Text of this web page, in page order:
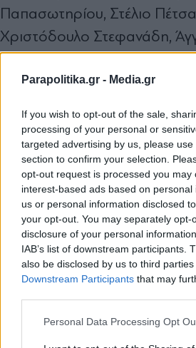
Parapolitika.gr - Media.gr
If you wish to opt-out of the sale,
processing of your personal or
targeted advertising by us, please
section to confirm your selection.
opt-out request is processed you may
interest-based ads based on
us or personal information disclosed
your opt-out. You may separately opt-
disclosure of your personal
IAB’s list of downstream participants.
also be disclosed by us to third
Downstream Participants that may
Personal Data Processing Opt
Παπασωτηρίου, Στέλιο
Χριστόδουλο Στεφανάδη,
τους υπουργούς
Ιωάννης Μπούγας, Μαρία
Το σημαντικότερο
καταψήφισαν ή απείχαν από
ήταν ότι «η
συντηρητικού χώρου με
βοηθά ούτε την Ελλάδα
Λίγους μήνες μετά, τον
Χατζηδάκη για τους
Εγγραφή στο